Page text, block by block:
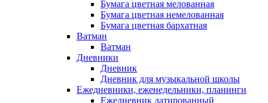
Бумага цветная мелованная
Бумага цветная немелованная
Бумага цветная бархатная
Ватман
Ватман
Дневники
Дневник
Дневник для музыкальной школы
Ежедневники, еженедельники, планинги
Ежедневник датированный